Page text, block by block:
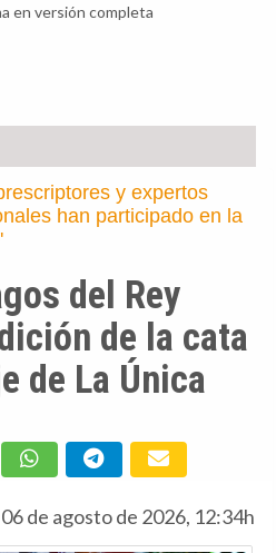
en versión completa
y expertos
han participado en la
del Rey
de la cata
de La Única
06 de agosto de 2026, 12:34h